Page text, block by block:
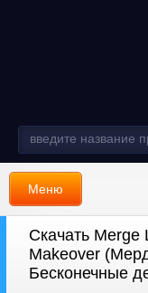
Меню
Скачать Merge
Makeover
Бесконечные